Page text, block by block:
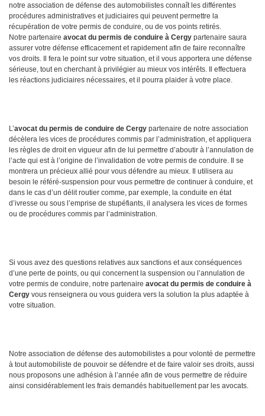
notre association de défense des automobilistes connaît les différentes
procédures administratives et judiciaires qui peuvent permettre la
récupération de votre permis de conduire, ou de vos points retirés.
Notre partenaire avocat du permis de conduire à Cergy partenaire saura
assurer votre défense efficacement et rapidement afin de faire reconnaître
vos droits. Il fera le point sur votre situation, et il vous apportera une défense
sérieuse, tout en cherchant à privilégier au mieux vos intérêts. Il effectuera
les réactions judiciaires nécessaires, et il pourra plaider à votre place.
L’avocat du permis de conduire de Cergy partenaire de notre association
décèlera les vices de procédures commis par l’administration, et appliquera
les règles de droit en vigueur afin de lui permettre d’aboutir à l’annulation de
l’acte qui est à l’origine de l’invalidation de votre permis de conduire. Il se
montrera un précieux allié pour vous défendre au mieux. Il utilisera au
besoin le référé-suspension pour vous permettre de continuer à conduire, et
dans le cas d’un délit routier comme, par exemple, la conduite en état
d’ivresse ou sous l’emprise de stupéfiants, il analysera les vices de formes
ou de procédures commis par l’administration.
Si vous avez des questions relatives aux sanctions et aux conséquences
d’une perte de points, ou qui concernent la suspension ou l’annulation de
votre permis de conduire, notre partenaire avocat du permis de conduire à
Cergy vous renseignera ou vous guidera vers la solution la plus adaptée à
votre situation.
Notre association de défense des automobilistes a pour volonté de permettre
à tout automobiliste de pouvoir se défendre et de faire valoir ses droits, aussi
nous proposons une adhésion à l’année afin de vous permettre de réduire
ainsi considérablement les frais demandés habituellement par les avocats.